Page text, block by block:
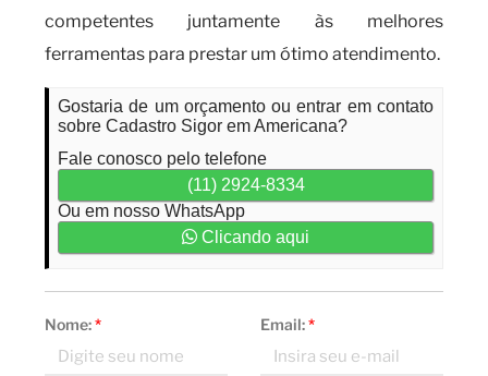
competentes juntamente às melhores
ferramentas para prestar um ótimo atendimento.
Gostaria de um orçamento ou entrar em contato
sobre Cadastro Sigor em Americana?
Fale conosco pelo telefone
(11) 2924-8334
Ou em nosso WhatsApp
Clicando aqui
Nome:* Email:*